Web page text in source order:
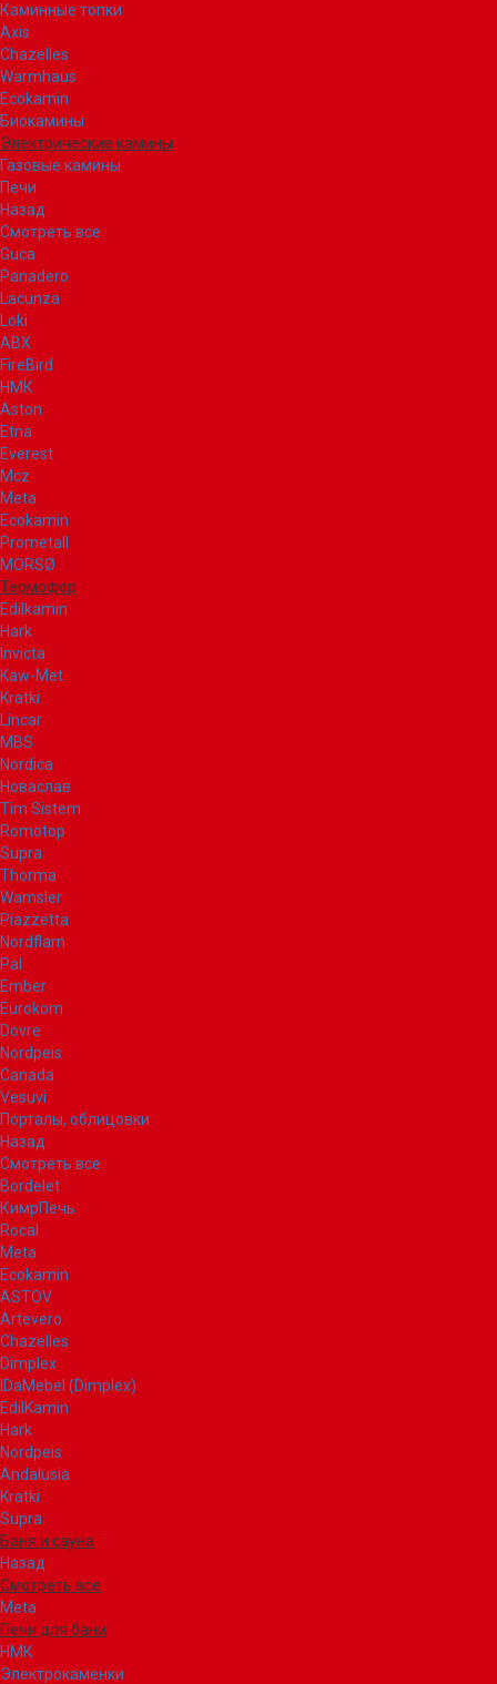
Каминные топки
Axis
Chazelles
Warmhaus
Ecokamin
Биокамины
Электрические камины
Газовые камины
Печи
Назад
Смотреть все
Guca
Panadero
Lacunza
Loki
ABX
FireBird
НМК
Aston
Etna
Everest
Mcz
Meta
Ecokamin
Prometall
MORSØ
Термофор
Edilkamin
Hark
Invicta
Kaw-Met
Kratki
Lincar
MBS
Nordica
Новаслав
Tim Sistem
Romotop
Supra
Thorma
Wamsler
Piazzetta
Nordflam
Pal
Ember
Eurokom
Dovre
Nordpeis
Canada
Vesuvi
Порталы, облицовки
Назад
Смотреть все
Bordelet
КимрПечь
Rocal
Meta
Ecokamin
ASTOV
Artevero
Chazelles
Dimplex
IDaMebel (Dimplex)
EdilKamin
Hark
Nordpeis
Andalusia
Kratki
Supra
Баня и сауна
Назад
Смотреть все
Meta
Печи для бани
НМК
Электрокаменки